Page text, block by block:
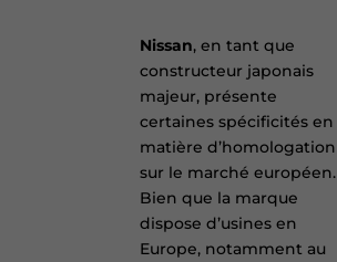
Nissan, en tant que
constructeur japonais
majeur, présente
certaines spécificités en
matière d’homologation
sur le marché européen.
Bien que la marque
dispose d’usines en
Europe, notamment au